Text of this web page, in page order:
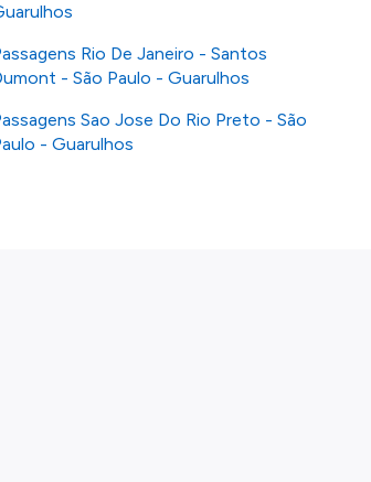
Rio De Janeiro - Santos
- São Paulo - Guarulhos
Sao Jose Do Rio Preto - São
- Guarulhos